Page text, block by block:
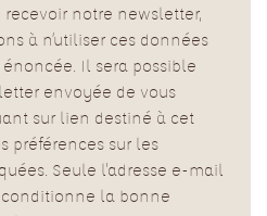
notre newsletter,
à n’utiliser ces données
Il sera possible
envoyée de vous
sur lien destiné à cet
préférences sur les
Seule l'adresse e-mail
la bonne